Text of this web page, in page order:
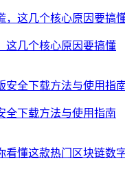
这几个核心原因要搞懂
全下载方法与使用指南